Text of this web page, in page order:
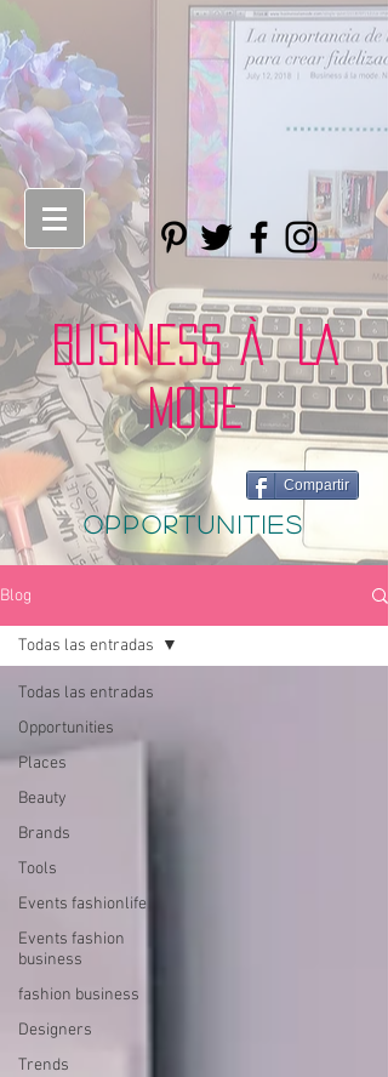
BUSINESS À LA
MODE
Compartir
opportunities
Blog
Todas las entradas
Opportunities
Places
Beauty
Brands
Tools
Events fashionlife
Events fashion
business
fashion business
Designers
Trends
Todas las entradas